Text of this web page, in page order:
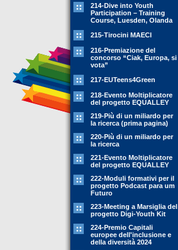
214-Dive into Youth
Participation – Training
Course, Luesden, Olanda
215-Tirocini MAECI
216-Premiazione del
concorso “Ciak, Europa, si
vota”
217-EUTeens4Green
218-Evento Moltiplicatore
del progetto EQUALLEY
219-Più di un miliardo per
la ricerca (prima pagina)
220-Più di un miliardo per
la ricerca
221-Evento Moltiplicatore
del progetto EQUALLEY
222-Moduli formativi per il
progetto Podcast para um
Futuro
223-Meeting a Marsiglia del
progetto Digi-Youth Kit
224-Premio Capitali
europee dell'inclusione e
della diversità 2024